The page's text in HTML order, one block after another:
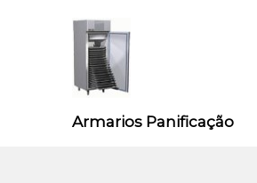
Armarios Panificação